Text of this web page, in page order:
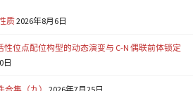
质2026年8月6日
性位点配位构型的动态演变与 C-N 偶联前体锁定
日